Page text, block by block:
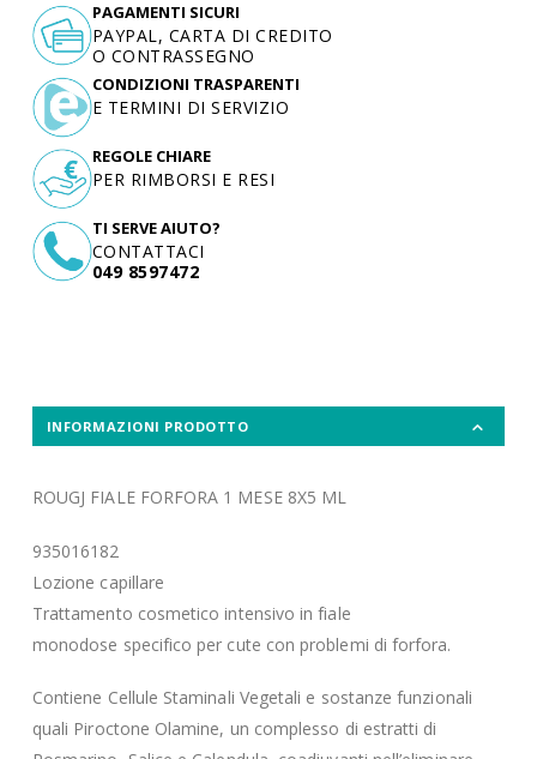
TI SERVE AIUTO?
CONTATTACI
049 8597472
PAGAMENTI SICURI
PAYPAL, CARTA DI CREDITO
O CONTRASSEGNO
CONDIZIONI TRASPARENTI
E TERMINI DI SERVIZIO
REGOLE CHIARE
PER RIMBORSI E RESI
INFORMAZIONI PRODOTTO
ROUGJ FIALE FORFORA 1 MESE 8X5 ML
935016182
Lozione capillare
Trattamento cosmetico intensivo in fiale
monodose specifico per cute con problemi di forfora.
Contiene Cellule Staminali Vegetali e sostanze funzionali
quali Piroctone Olamine, un complesso di estratti di